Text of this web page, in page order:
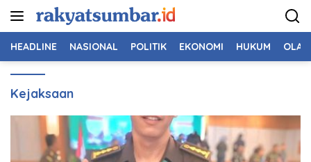
HEADLINE NASIONAL POLITIK EKONOMI HUKUM
Kejaksaan